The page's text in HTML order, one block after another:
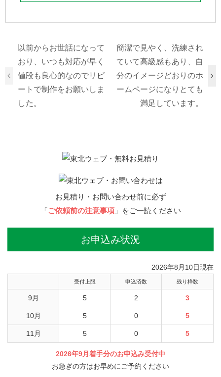
以前からお世話になって
おり、いつも対応が早く
値段も良心的なのでリピ
ートで制作をお願いしま
した。
簡潔で見やく、洗練され
ていて高級感もあり、自
分のイメージどおりのホ
ームページになりとても
満足しています。
お見積り・お問い合わせ前に必ず
「ご依頼前の注意事項」をご一読ください
お申込み状況
2026年8月10日現在
受付上限 申込済数 残り枠数
9月 5 2 3
10月 5 0 5
11月 5 0 5
2026年9月着手分のお申込み受付中
お急ぎの方はお早めにご予約ください